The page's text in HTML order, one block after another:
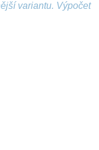
variantu. Výpočet